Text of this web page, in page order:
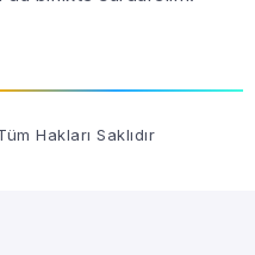
Hakları Saklıdır